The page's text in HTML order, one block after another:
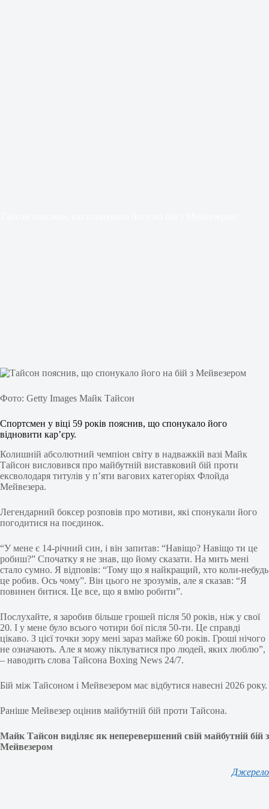
Фото: Getty Images Майк Тайсон
Спортсмен у віці 59 років пояснив, що спонукало його
відновити кар’єру.
Колишній абсолютний чемпіон світу в надважкій вазі Майк
Тайсон висловився про майбутній виставковий бій проти
ексволодаря титулів у п’яти вагових категоріях Флойда
Мейвезера.
Легендарний боксер розповів про мотиви, які спонукали його
погодитися на поєдинок.
“У мене є 14-річний син, і він запитав: “Навіщо? Навіщо ти це
робиш?” Спочатку я не знав, що йому сказати. На мить мені
стало сумно. Я відповів: “Тому що я найкращий, хто коли-небудь
це робив. Ось чому”. Він цього не зрозумів, але я сказав: “Я
повинен битися. Це все, що я вмію робити”.
Послухайте, я заробив більше грошей після 50 років, ніж у свої
20. І у мене було всього чотири бої після 50-ти. Це справді
цікаво. З цієї точки зору мені зараз майже 60 років. Гроші нічого
не означають. Але я можу піклуватися про людей, яких люблю”,
– наводить слова Тайсона Boxing News 24/7.
Бій між Тайсоном і Мейвезером має відбутися навесні 2026 року.
Раніше Мейвезер оцінив майбутній бій проти Тайсона.
Майк Тайсон виділяє як неперевершений свій майбутній бій з
Мейвезером
Джерело